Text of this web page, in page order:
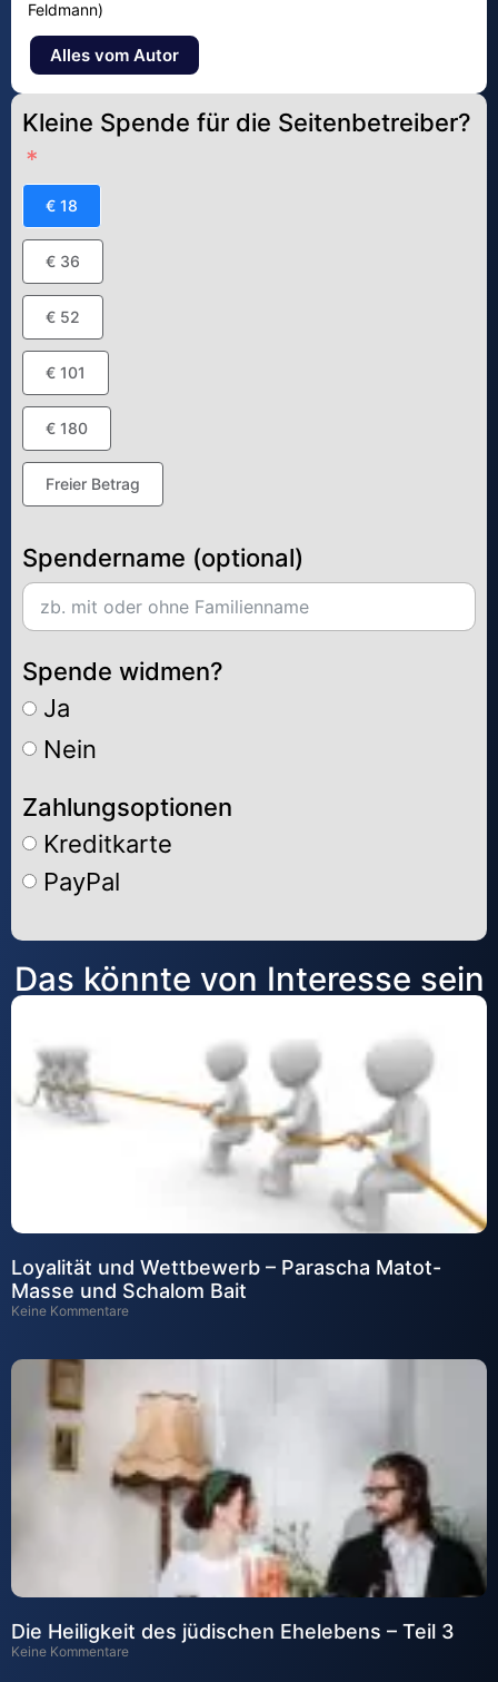
Feldmann)
Alles vom Autor
Kleine Spende für die Seitenbetreiber?
€ 18
€ 36
€ 52
€ 101
€ 180
Freier Betrag
Spendername (optional)
Spende widmen?
Ja
Nein
Zahlungsoptionen
Kreditkarte
PayPal
Alternative:
Das könnte von Interesse sein
Loyalität und Wettbewerb – Parascha Matot-
Masse und Schalom Bait
Keine Kommentare
Die Heiligkeit des jüdischen Ehelebens – Teil 3
Keine Kommentare